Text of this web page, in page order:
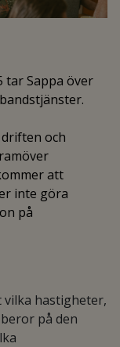
tar Sappa över
och
att
inte göra
på
vilka hastigheter,
på den